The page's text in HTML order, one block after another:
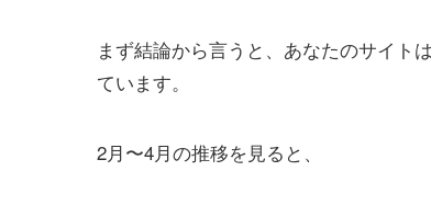
まず結論から言うと、あなたのサイト
ています。
2月〜4月の推移を見ると、